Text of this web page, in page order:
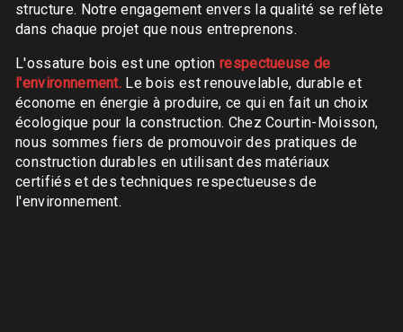
structure. Notre engagement envers la qualité se reflète
dans chaque projet que nous entreprenons.
L'ossature bois est une option respectueuse de
l'environnement. Le bois est renouvelable, durable et
économe en énergie à produire, ce qui en fait un choix
écologique pour la construction. Chez Courtin-Moisson,
nous sommes fiers de promouvoir des pratiques de
construction durables en utilisant des matériaux
certifiés et des techniques respectueuses de
l'environnement.